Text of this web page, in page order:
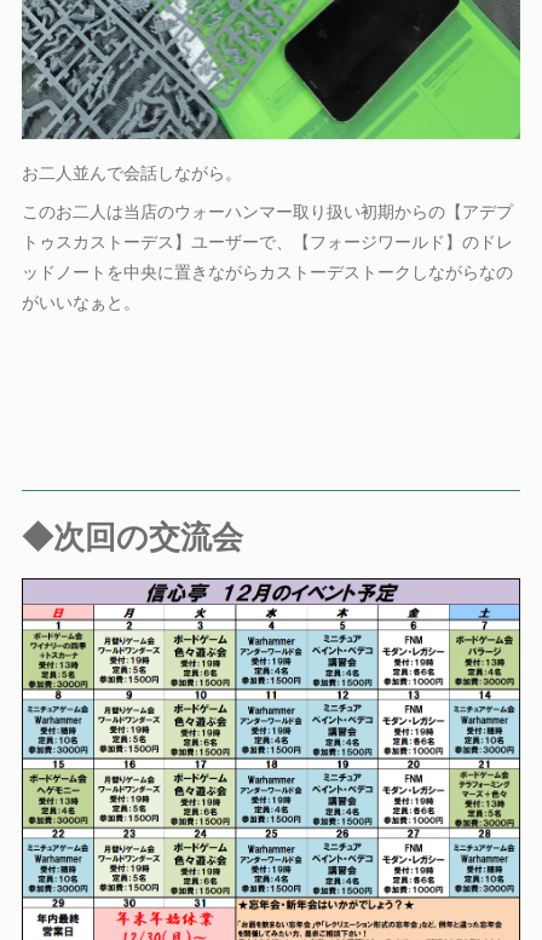
お二人並んで会話しながら。
このお二人は当店のウォーハンマー取り扱い初期からの【アデプ
トゥスカストーデス】ユーザーで、【フォージワールド】のドレ
ッドノートを中央に置きながらカストーデストークしながらなの
がいいなぁと。
◆次回の交流会